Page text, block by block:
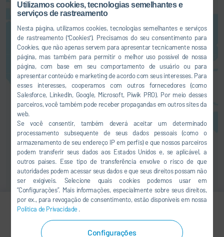
Utilizamos cookies, tecnologias semelhantes e
serviços de rastreamento
Nesta página, utilizamos cookies, tecnologias semelhantes e serviços
de rastreamento ("Cookies"). Precisamos do seu consentimento para
Cookies, que não apenas servem para apresentar tecnicamente nossa
página, mas também para permitir o melhor uso possível de nossa
página, com base em seu comportamento de usuário ou para
apresentar conteúdo e marketing de acordo com seus interesses. Para
esses interesses, cooperamos com outros fornecedores (como
Salesforce, LinkedIn, Google, Microsoft, Piwik PRO). Por meio desses
parceiros, você também pode receber propagandas em outros sites da
web.
Se você consentir, também deverá aceitar um determinado
processamento subsequente de seus dados pessoais (como o
armazenamento de seu endereço IP em perfis) e que nossos parceiros
podem transferir seus dados aos Estados Unidos e, se aplicável, a
outros países. Esse tipo de transferência envolve o risco de que
autoridades podem acessar seus dados e que seus direitos possam não
ser exigíveis. Selecione quais cookies podemos usar em
“Configurações”. Mais informações, especialmente sobre seus direitos,
por ex., para revogação de consentimento, estão disponíveis em nossa
Política de Privacidade .
Configurações
Aqui você pode ativar um serviço
de mapas. Isso resultará na
transferência de seus dados
(como o seu endereço IP) ao
respectivo fornecedor, assim
como esclarecemos em nossa
Declaração de proteção de dados.
ACEITAR
Jiaying Yu